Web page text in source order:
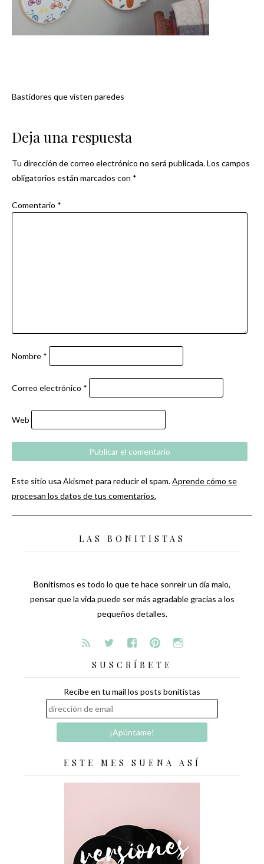
Navegación
de
entradas
Bastidores que visten paredes
Deja una respuesta
Tu dirección de correo electrónico no será publicada.Los campos
obligatorios están marcados con *
Comentario *
Nombre *
Correo electrónico *
Web
Este sitio usa Akismet para reducir el spam.Aprende cómo se
procesan los datos de tus comentarios.
LAS BONITISTAS
Bonitismos es todo lo que te hace sonreír un día malo,
pensar que la vida puede ser más agradable gracias a los
pequeños detalles.
SUSCRÍBETE
Recibe en tu mail los posts bonitistas
ESTE MES SUENA ASÍ